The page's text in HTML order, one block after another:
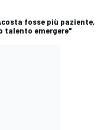
fosse più paziente,
talento emergere"